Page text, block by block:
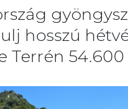
hosszú
Terrén